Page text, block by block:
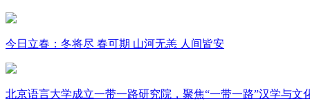
今日立春：冬将尽 春可期 山河无恙 人间皆安
北京语言大学成立一带一路研究院，聚焦“一带一路”汉学与文